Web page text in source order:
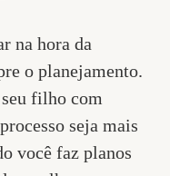
na hora da
o planejamento.
filho com
seja mais
você faz planos